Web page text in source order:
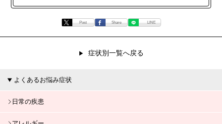
Post Share LINE
症状別一覧へ戻る
よくあるお悩み症状
日常の疾患